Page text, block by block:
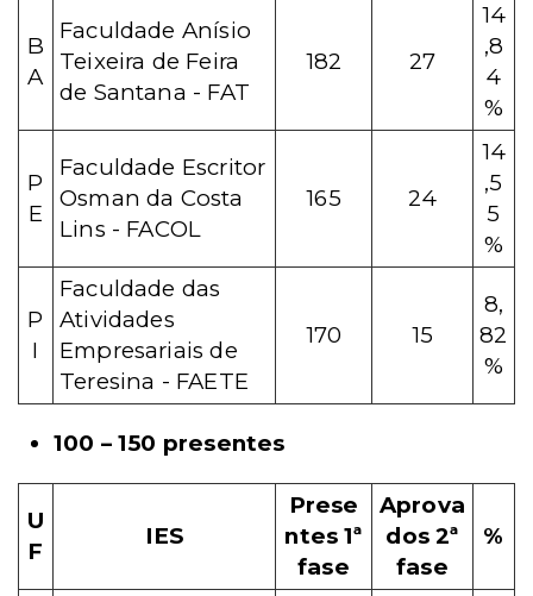
B
A
Faculdade Anísio
Teixeira de Feira
de Santana - FAT
182 27
14
,8
4
%
P
E
Faculdade Escritor
Osman da Costa
Lins - FACOL
165 24
14
,5
5
%
P
I
Faculdade das
Atividades
Empresariais de
Teresina - FAETE
170 15
8,
82
%
100 – 150 presentes
U
F
IES
Prese
ntes 1ª
fase
Aprova
dos 2ª
fase
%